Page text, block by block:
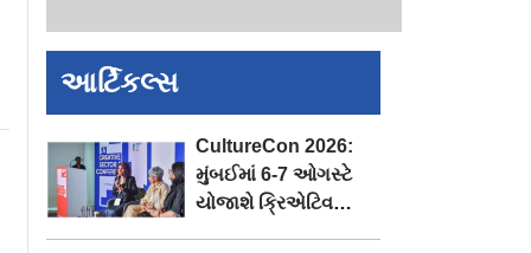
આર્ટિકલ્સ
CultureCon 2026:
મુંબઈમાં 6-7 ઓગસ્ટે
યોજાશે ક્રિએટિવ